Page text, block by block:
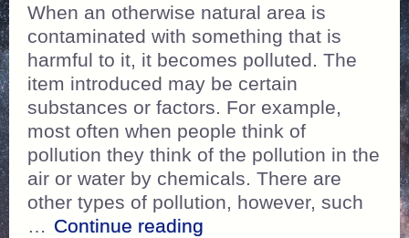
When an otherwise natural area is
contaminated with something that is
harmful to it, it becomes polluted. The
item introduced may be certain
substances or factors. For example,
most often when people think of
pollution they think of the pollution in the
air or water by chemicals. There are
other types of pollution, however, such
… Continue reading “A good article in